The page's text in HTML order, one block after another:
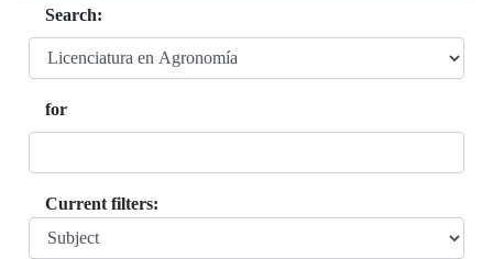
Search:
for
Current filters: